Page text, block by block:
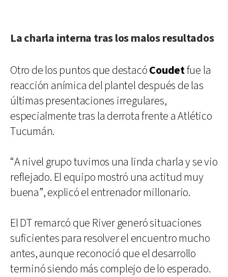
La charla interna tras los malos resultados
Otro de los puntos que destacóCoudetfue la
reacción anímica del plantel después de las
últimas presentaciones irregulares,
especialmente tras la derrota frente a Atlético
Tucumán.
“A nivel grupo tuvimos una linda charla y se vio
reflejado. El equipo mostró una actitud muy
buena”, explicó el entrenador millonario.
El DT remarcó que River generó situaciones
suficientes para resolver el encuentro mucho
antes, aunque reconoció que el desarrollo
terminó siendo más complejo de lo esperado.